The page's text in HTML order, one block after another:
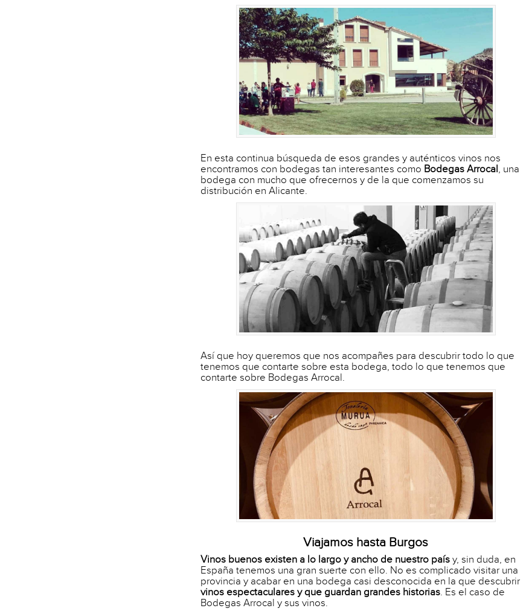
En esta continua búsqueda de esos grandes y auténticos vinos nos
encontramos con bodegas tan interesantes como Bodegas Arrocal, una
bodega con mucho que ofrecernos y de la que comenzamos su
distribución en Alicante.
Así que hoy queremos que nos acompañes para descubrir todo lo que
tenemos que contarte sobre esta bodega, todo lo que tenemos que
contarte sobre Bodegas Arrocal.
Viajamos hasta Burgos
Vinos buenos existen a lo largo y ancho de nuestro país y, sin duda, en
España tenemos una gran suerte con ello. No es complicado visitar una
provincia y acabar en una bodega casi desconocida en la que descubrir
vinos espectaculares y que guardan grandes historias. Es el caso de
Bodegas Arrocal y sus vinos.